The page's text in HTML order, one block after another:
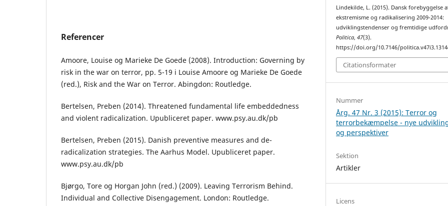
Referencer
Amoore, Louise og Marieke De Goede (2008). Introduction: Governing by
risk in the war on terror, pp. 5-19 i Louise Amoore og Marieke De Goede
(red.), Risk and the War on Terror. Abingdon: Routledge.
Bertelsen, Preben (2014). Threatened fundamental life embeddedness
and violent radicalization. Upubliceret paper. www.psy.au.dk/pb
Bertelsen, Preben (2015). Danish preventive measures and de-
radicalization strategies. The Aarhus Model. Upubliceret paper.
www.psy.au.dk/pb
Bjørgo, Tore og Horgan John (red.) (2009). Leaving Terrorism Behind.
Individual and Collective Disengagement. London: Routledge.
Lindekilde, L. (2015). Dansk forebyggelse
ekstremisme og radikalisering 2009-2014:
udviklingstendenser og fremtidige
Politica,47(3).
https://doi.org/10.7146/
Citationsformater
Nummer
Årg. 47 Nr. 3 (2015): Terror og
terrorbekæmpelse - nye
og perspektiver
Sektion
Artikler
Licens